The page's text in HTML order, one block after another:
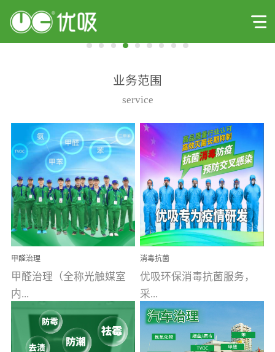
业务范围
service
甲醛治理
甲醛治理（全称光触媒室
内...
空气污染净化治理）工业
消毒抗菌
优吸环保消毒抗菌服务，
采...
用行业公认奥维牌消毒